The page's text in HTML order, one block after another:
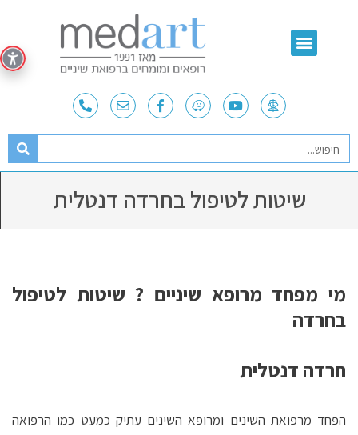
שיטות לטיפול בחרדה דנטלית
מי מפחד מרופא שיניים ? שיטות לטיפול
בחרדה
חרדה דנטלית
הפחד מרפואת השינים ומרופא השינים עתיק כמעט כמו הרפואה